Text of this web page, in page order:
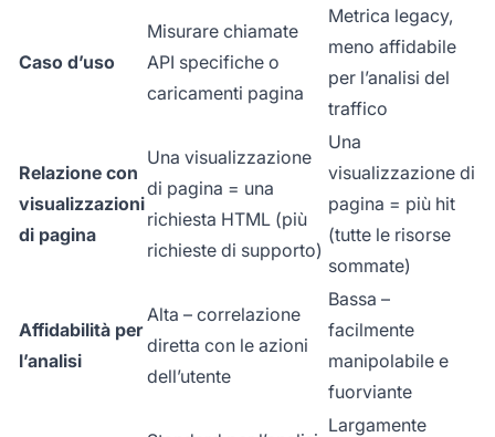
Caso d’uso
Misurare chiamate
API specifiche o
caricamenti pagina
Metrica legacy,
meno affidabile
per l’analisi del
traffico
Relazione con
visualizzazioni
di pagina
Una visualizzazione
di pagina = una
richiesta HTML (più
richieste di supporto)
Una
visualizzazione di
pagina = più hit
(tutte le risorse
sommate)
Affidabilità per
l’analisi
Alta – correlazione
diretta con le azioni
dell’utente
Bassa –
facilmente
manipolabile e
fuorviante
Largamente